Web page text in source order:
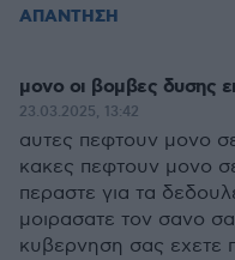
ΑΠΑΝΤΗΣΗ
μονο οι βομβες δυσης
23.03.2025, 13:42
αυτες πεφτουν μονο
κακες πεφτουν μονο
περαστε για τα
μοιρασατε τον σανο
κυβερνηση σας εχετε